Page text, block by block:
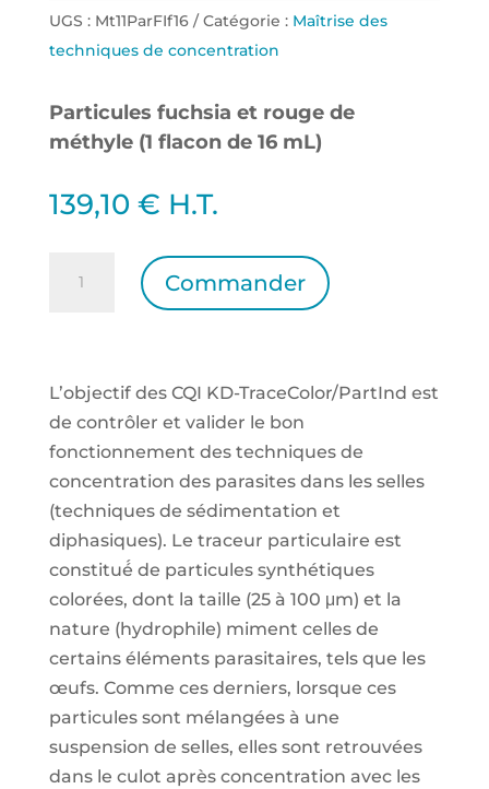
UGS : Mt11ParFIf16 Catégorie : Maîtrise des
techniques de concentration
Particules fuchsia et rouge de
méthyle (1 flacon de 16 mL)
139,10 € H.T.
TraceColor/PartF-
Ind
-
Particules
fuchsia
et
rouge
de
méthyle
(1
flacon
de
16
mL)
Commander
L’objectif des CQI KD-TraceColor/PartInd est
de contrôler et valider le bon
fonctionnement des techniques de
concentration des parasites dans les selles
(techniques de sédimentation et
diphasiques). Le traceur particulaire est
constitué́ de particules synthétiques
colorées, dont la taille (25 à 100 μm) et la
nature (hydrophile) miment celles de
certains éléments parasitaires, tels que les
œufs. Comme ces derniers, lorsque ces
particules sont mélangées à une
suspension de selles, elles sont retrouvées
dans le culot après concentration avec les